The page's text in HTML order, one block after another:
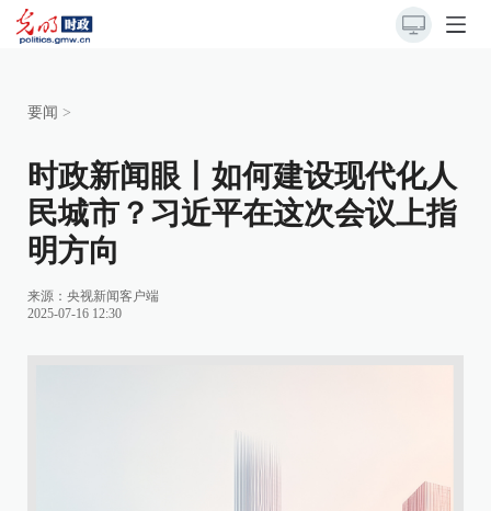
要闻 >
时政新闻眼丨如何建设现代化人
民城市？习近平在这次会议上指
明方向
来源： 央视新闻客户端
2025-07-16 12:30